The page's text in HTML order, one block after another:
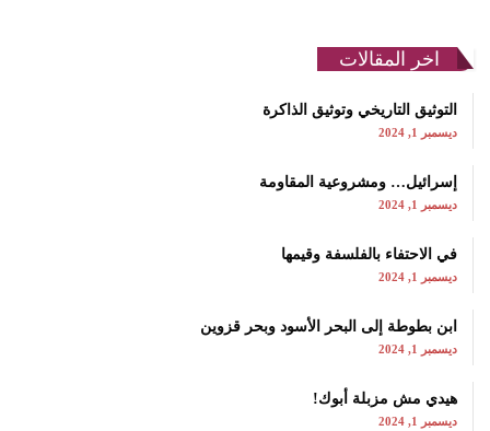
اخر المقالات
التوثيق التاريخي وتوثيق الذاكرة
ديسمبر 1, 2024
إسرائيل… ومشروعية المقاومة
ديسمبر 1, 2024
في الاحتفاء بالفلسفة وقيمها
ديسمبر 1, 2024
ابن بطوطة إلى البحر الأسود وبحر قزوين
ديسمبر 1, 2024
هيدي مش مزبلة أبوك!
ديسمبر 1, 2024